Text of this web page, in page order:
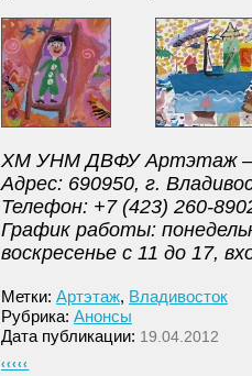
ХМ УНМ ДВФУ Артэтаж —
Адрес: 690950, г.
Телефон: +7 (423) 260-
График работы:
воскресенье с 11 до 17,
Метки: Артэтаж, Владивосток
Рубрика: Анонсы
Дата публикации: 19.04.2012
‹‹‹‹‹